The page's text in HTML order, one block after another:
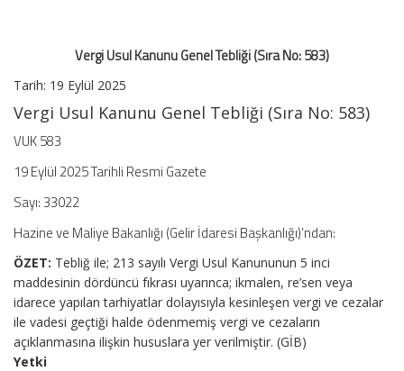
Vergi Usul Kanunu Genel Tebliği (Sıra No: 583)
Tarih: 19 Eylül 2025
Vergi Usul Kanunu Genel Tebliği (Sıra No: 583)
VUK 583
19 Eylül 2025 Tarihli Resmi Gazete
Sayı: 33022
Hazine ve Maliye Bakanlığı (Gelir İdaresi Başkanlığı)’ndan:
ÖZET: Tebliğ ile; 213 sayılı Vergi Usul Kanununun 5 inci
maddesinin dördüncü fıkrası uyarınca; ikmalen, re’sen veya
idarece yapılan tarhiyatlar dolayısıyla kesinleşen vergi ve cezalar
ile vadesi geçtiği halde ödenmemiş vergi ve cezaların
açıklanmasına ilişkin hususlara yer verilmiştir. (GİB)
Yetki